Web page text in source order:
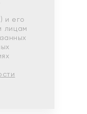
и его
лицам